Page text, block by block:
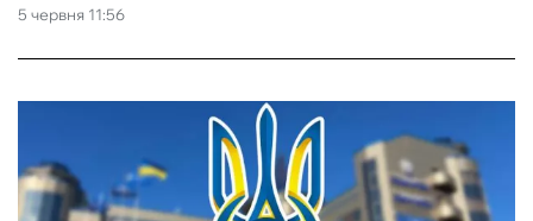
5 червня 11:56